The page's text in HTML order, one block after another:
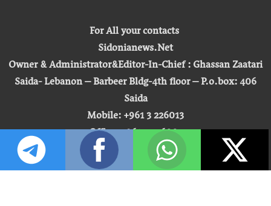
For All your contacts
Sidonianews.Net
Owner & Administrator&Editor-In-Chief : Ghassan Zaatari
Saida- Lebanon – Barbeer Bldg-4th floor – P.o.box: 406
Saida
Mobile: +961 3 226013
Office: +961 7 726007
Email:
zaatari.ghassan@gmail.com